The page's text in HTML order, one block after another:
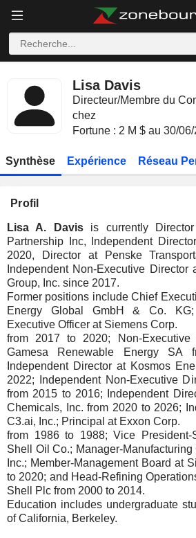
Lisa Davis
Directeur/Membre du
chez
Fortune : 2 M $ au 30/
Synthèse Expérience Réseau
Profil
Lisa A. Davisis currently Director
Partnership Inc, Independent
2020, Director at Penske
Independent Non-Executive Director
Group, Inc. since 2017.
Former positions include Chief
Energy Global GmbH & Co.
Executive Officer at Siemens Corp.
from 2017 to 2020; Non-
Gamesa Renewable Energy SA
Independent Director at Kosmos
2022; Independent Non-Executive
from 2015 to 2016; Independent
Chemicals, Inc. from 2020 to 2026;
C3.ai, Inc.; Principal at Exxon Corp.
from 1986 to 1988; Vice
Shell Oil Co.; Manager-Manufacturing
Inc.; Member-Management Board at
to 2020; and Head-Refining
Shell Plc from 2000 to 2014.
Education includes undergraduate
of California, Berkeley.